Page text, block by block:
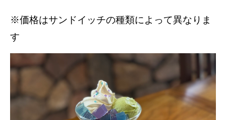
※価格はサンドイッチの種類によって異なりま
す